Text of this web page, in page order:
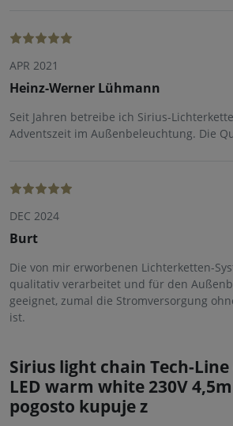
APR 2021
Heinz-Werner Lühmann
Seit Jahren betreibe ich Sirius-
Adventszeit im Außenbeleuchtung. Die
DEC 2024
Burt
Die von mir erworbenen Lichterketten-
qualitativ verarbeitet und für den
geeignet, zumal die Stromversorgung
ist.
Sirius light chain Tech-
LED warm white 230V
pogosto kupuje z